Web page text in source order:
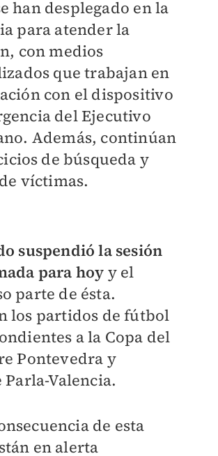
han desplegado en la
para atender la
con medios
que trabajan en
con el dispositivo
del Ejecutivo
Además, continúan
de búsqueda y
víctimas.
suspendió la sesión
para hoy y el
parte de ésta.
los partidos de fútbol
a la Copa del
Pontevedra y
Parla-Valencia.
de esta
en alerta